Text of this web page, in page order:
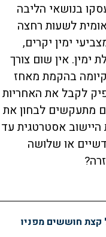
בנושאי הליבה
לשעות רחצה
ימין יקרים,
ימין. אין שום צורך
בהקמת מאחז
לקבל את האחריות
מתעקשים לבחון את
אסטרטגית עד
או שלושה
קצת חוששים מפניו